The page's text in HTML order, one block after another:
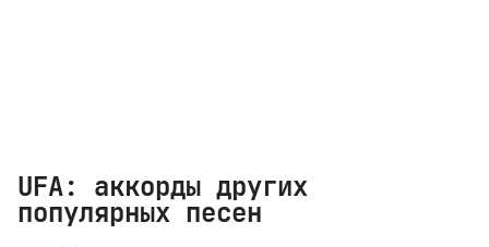
UFA: аккорды других
популярных песен